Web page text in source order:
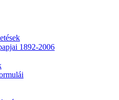
1892-2006